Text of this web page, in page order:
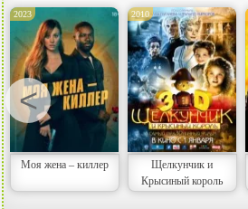
2023
Моя жена – киллер
2010
Щелкунчик и
Крысиный король
<